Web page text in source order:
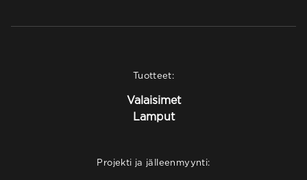
Tuotteet:
Valaisimet
Lamput
Projekti ja jälleenmyynti: